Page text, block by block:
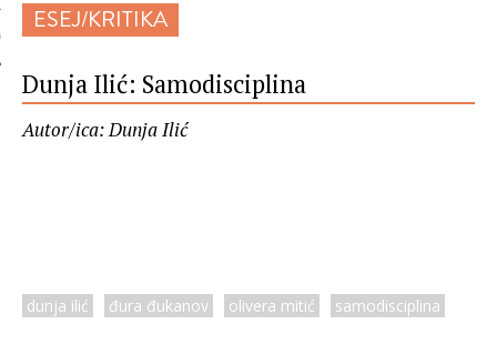
ESEJ/KRITIKA
Dunja Ilić: Samodisciplina
Autor/ica: Dunja Ilić
dunja ilić đura đukanov olivera mitić samodisciplina